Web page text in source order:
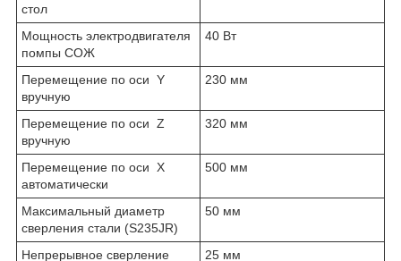
стол
Мощность электродвигателя
помпы СОЖ
40 Вт
Перемещение по оси Y
вручную
230 мм
Перемещение по оси Z
вручную
320 мм
Перемещение по оси X
автоматически
500 мм
Максимальный диаметр
сверления стали (S235JR)
50 мм
Непрерывное сверление
25 мм